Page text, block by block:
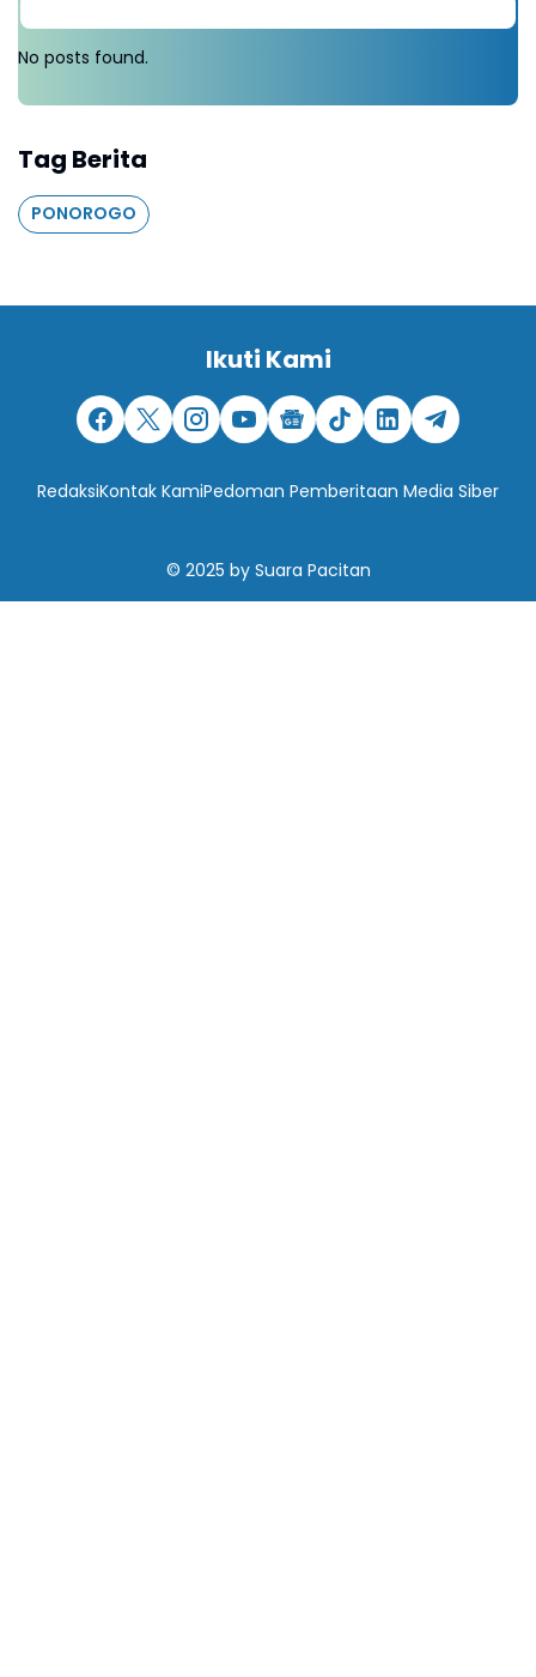
No posts found.
Tag Berita
PONOROGO
Ikuti Kami
RedaksiKontak KamiPedoman Pemberitaan Media Siber
© 2025 by Suara Pacitan